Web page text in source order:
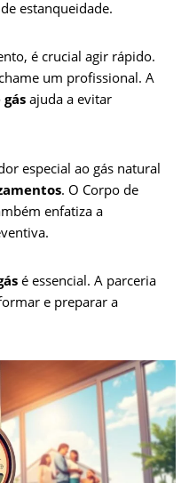
estanqueidade.
é crucial agir rápido.
um profissional. A
ajuda a evitar
especial ao gás natural
. O Corpo de
enfatiza a
é essencial. A parceria
e preparar a